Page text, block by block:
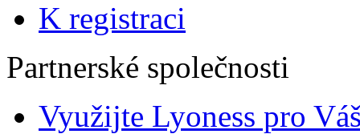
K registraci
Partnerské společnosti
Využijte Lyoness pro